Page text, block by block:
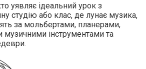
уявляє ідеальний урок з
студію або клас, де лунає музика,
за мольбертами, планерами,
музичними інструментами та